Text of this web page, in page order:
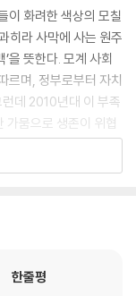
져 있으며, 국가와 거
리스’다. 2차 세계대
. 1940년대 미군과 연
게 덕분에 세계 최초
광객뿐 아니라 바나
수 있다고 생각했다.
이 화려한 색상의 모칠
히라 사막에 사는 원주
을 뜻한다. 모계 사회
르며, 정부로부터 자치
데 2010년대 이 부족
가뭄으로 생존이 위협
유족의 여족장은 외부
라를 팔 수 있는 판로
느새 모칠라를 들고
바로 잇템, 핫템이 되
한줄평